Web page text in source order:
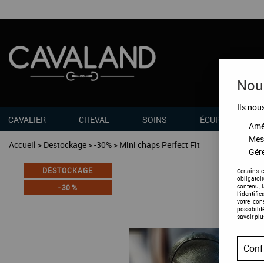
CAVALIER CHEVAL SOINS ÉCURIES
Accueil > Destockage >-30% > Mini chaps Perfect Fit
DÉSTOCKAGE
-30 %
Ils
Certains
contenu,
votre
savoir